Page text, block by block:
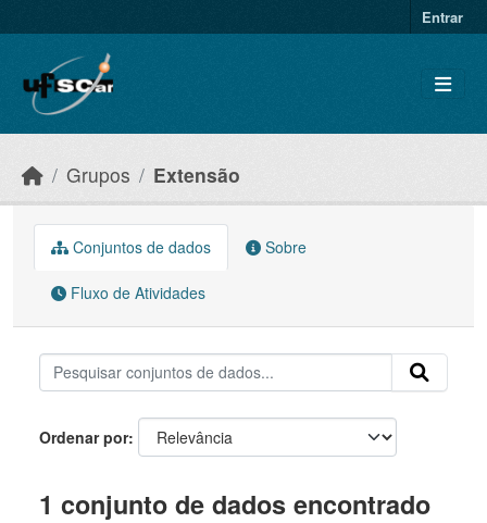
Entrar
Grupos Extensão
Conjuntos de dados Sobre
Fluxo de Atividades
Ordenar por
1 conjunto de dados encontrado